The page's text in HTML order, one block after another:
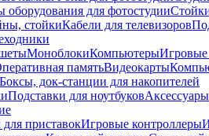
оборудования для фотостудии
стойкиКабели для телевизоров
МоноблокиКомпьютеры
памятьВидеокарты
Боксы, док-станции для накопителей
Подставки для ноутбуков
приставокИгровые контроллеры